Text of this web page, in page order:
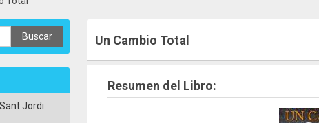
Un Cambio Total
Resumen del Libro:
Jordi